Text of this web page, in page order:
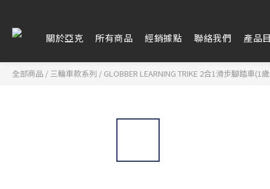
關於亞克 所有商品 經銷據點 聯絡我們 產品
全部商品 / 三輪車款系列 / GLOBBER LEARNING TRIKE 2合1滑步腳踏車(1